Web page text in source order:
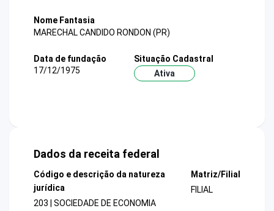
Nome Fantasia
MARECHAL CANDIDO RONDON (PR)
Data de fundação
17/12/1975
Situação Cadastral
Ativa
Dados da receita federal
Código e descrição da natureza
jurídica
203 | SOCIEDADE DE ECONOMIA
Matriz/Filial
FILIAL